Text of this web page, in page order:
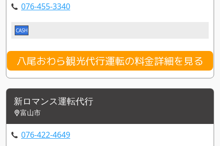
076-455-3340
CASH
八尾おわら観光代行運転の料金詳細を見る
新ロマンス運転代行
富山市
076-422-4649